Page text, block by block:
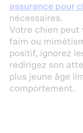
assurance pour
nécessaires.
Votre chien peut
faim ou
positif, ignorez
redirigez son
plus jeune âge
comportement.